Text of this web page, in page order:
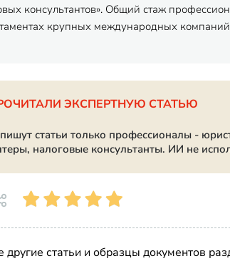
консультантов». Общий стаж
крупных международных
ЭКСПЕРТНУЮ СТАТЬЮ
статьи только профессионалы -
налоговые консультанты. ИИ не
другие статьи и образцы документов